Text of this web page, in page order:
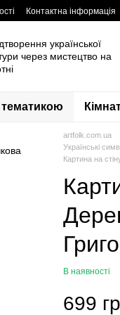
Контактна інформація
artfolk.com.ua
Українські
Картина на
В наявності
699